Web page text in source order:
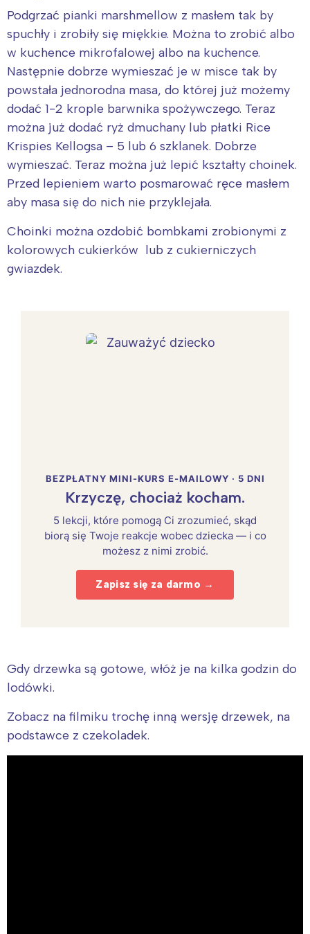
Podgrzać pianki marshmellow z masłem tak by
spuchły i zrobiły się miękkie. Można to zrobić albo
w kuchence mikrofalowej albo na kuchence.
Następnie dobrze wymieszać je w misce tak by
powstała jednorodna masa, do której już możemy
dodać 1-2 krople barwnika spożywczego. Teraz
można już dodać ryż dmuchany lub płatki Rice
Krispies Kellogsa – 5 lub 6 szklanek. Dobrze
wymieszać. Teraz można już lepić kształty choinek.
Przed lepieniem warto posmarować ręce masłem
aby masa się do nich nie przyklejała.
Choinki można ozdobić bombkami zrobionymi z
kolorowych cukierków lub z cukierniczych
gwiazdek.
BEZPŁATNY MINI-KURS E-MAILOWY · 5 DNI
Krzyczę, chociaż kocham.
5 lekcji, które pomogą Ci zrozumieć, skąd
biorą się Twoje reakcje wobec dziecka — i co
możesz z nimi zrobić.
Zapisz się za darmo →
Gdy drzewka są gotowe, włóż je na kilka godzin do
lodówki.
Zobacz na filmiku trochę inną wersję drzewek, na
podstawce z czekoladek.